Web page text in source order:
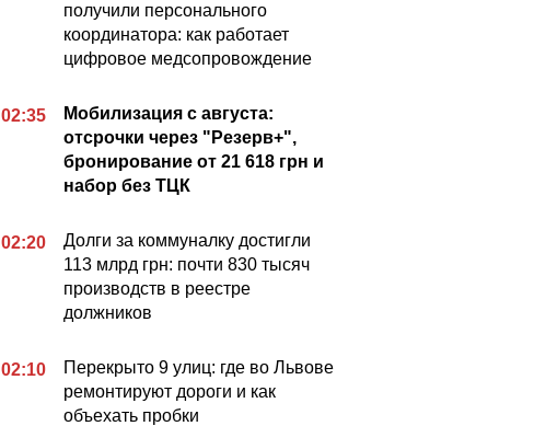
получили персонального
координатора: как работает
цифровое медсопровождение
02:35
Мобилизация с августа:
отсрочки через "Резерв+",
бронирование от 21 618 грн и
набор без ТЦК
02:20
Долги за коммуналку достигли
113 млрд грн: почти 830 тысяч
производств в реестре
должников
02:10
Перекрыто 9 улиц: где во Львове
ремонтируют дороги и как
объехать пробки